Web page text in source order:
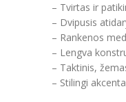
– Tvirtas ir
– Dvipusis
– Rankenos
– Lengva
– Taktinis,
– Stilingi